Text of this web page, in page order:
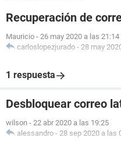
Recuperación de
Mauricio - 26 may 2020 a las 21:14
carloslopezjurado - 28 may
1 respuesta
Desbloquear correo
wilson - 22 abr 2020 a las 19:25
alessandro - 28 sep 2020 a las